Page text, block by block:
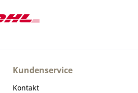
Kundenservice
Kontakt